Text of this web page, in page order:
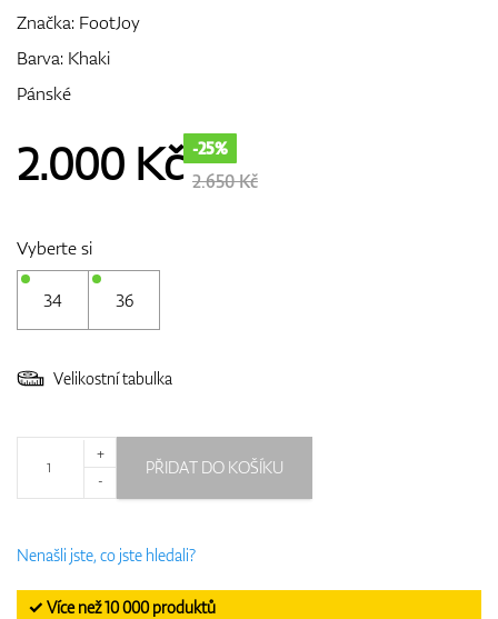
Doplňky
Značka: FootJoy
Barva: Khaki
Pánské
2.000 Kč -25%
2.650 Kč
Vyberte si
34 36
Velikostní tabulka
+
-
PŘIDAT DO KOŠÍKU
Nenašli jste, co jste hledali?
✓ Více než 10 000 produktů